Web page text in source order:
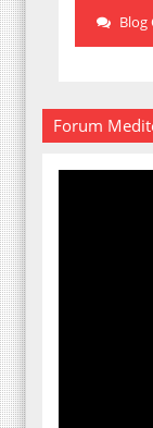
Blog
Forum